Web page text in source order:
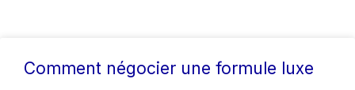
Comment négocier une formule luxe